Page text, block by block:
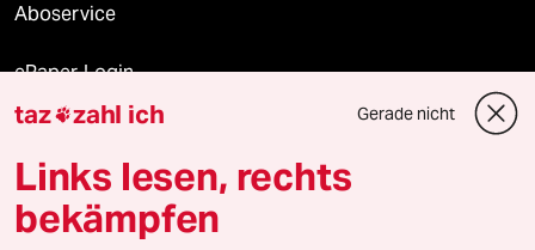
Aboservice
ePaper Login
Downloads für Abonnierende
© 2026 taz Verlags und Vertriebs GmbH
taz zahl ich Gerade nicht
Links lesen, rechts
bekämpfen